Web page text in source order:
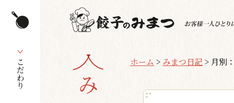
こだわり
ホーム > みまつ日記 > 月別